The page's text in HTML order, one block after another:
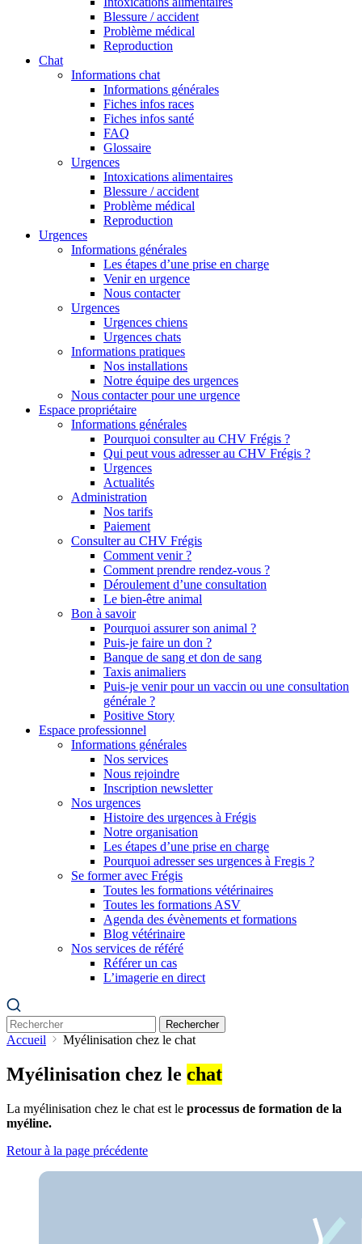
Blessure / accident
Problème médical
Reproduction
Chat
Informations chat
Informations générales
Fiches infos races
Fiches infos santé
FAQ
Glossaire
Urgences
Intoxications alimentaires
Blessure / accident
Problème médical
Reproduction
Urgences
Informations générales
Les étapes d’une prise en charge
Venir en urgence
Nous contacter
Urgences
Urgences chiens
Urgences chats
Informations pratiques
Nos installations
Notre équipe des urgences
Nous contacter pour une urgence
Espace propriétaire
Informations générales
Pourquoi consulter au CHV Frégis ?
Qui peut vous adresser au CHV Frégis ?
Urgences
Actualités
Administration
Nos tarifs
Paiement
Consulter au CHV Frégis
Comment venir ?
Comment prendre rendez-vous ?
Déroulement d’une consultation
Le bien-être animal
Bon à savoir
Pourquoi assurer son animal ?
Puis-je faire un don ?
Banque de sang et don de sang
Taxis animaliers
Puis-je venir pour un vaccin ou une consultation
générale ?
Positive Story
Espace professionnel
Informations générales
Nos services
Nous rejoindre
Inscription newsletter
Nos urgences
Histoire des urgences à Frégis
Notre organisation
Les étapes d’une prise en charge
Pourquoi adresser ses urgences à Fregis ?
Se former avec Frégis
Toutes les formations vétérinaires
Toutes les formations ASV
Agenda des évènements et formations
Blog vétérinaire
Nos services de référé
Référer un cas
L’imagerie en direct
Rechercher
Accueil Myélinisation chez le chat
Myélinisation chez le chat
La myélinisation chez le chat est le processus de formation de la
myéline.
Retour à la page précédente